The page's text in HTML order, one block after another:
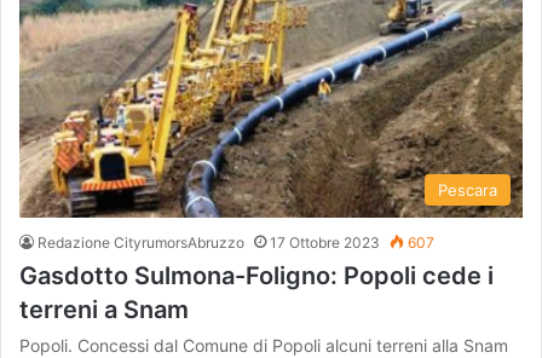
Pescara
Redazione CityrumorsAbruzzo 17 Ottobre 2023 607
Gasdotto Sulmona-Foligno: Popoli cede i
terreni a Snam
Popoli. Concessi dal Comune di Popoli alcuni terreni alla Snam